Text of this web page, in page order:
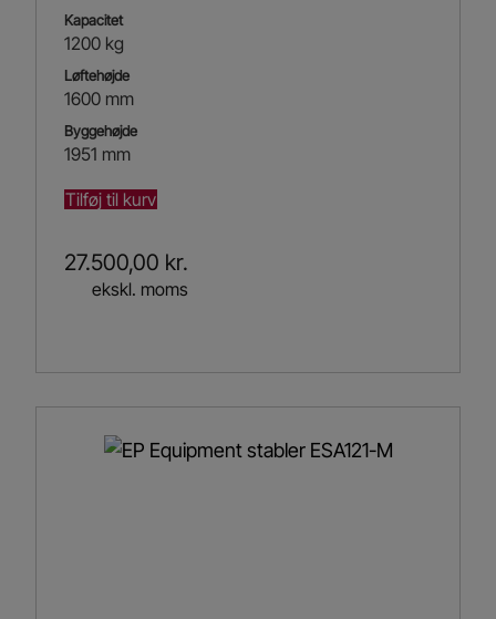
Kapacitet
1200 kg
Løftehøjde
1600 mm
Byggehøjde
1951 mm
Tilføj til kurv
27.500,00 kr.
ekskl. moms